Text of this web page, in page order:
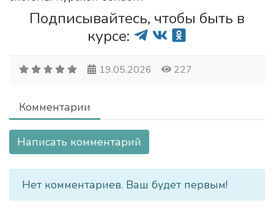
Подписывайтесь, чтобы быть в
курсе:
19.05.2026 227
Комментарии
Написать комментарий
Нет комментариев. Ваш будет первым!